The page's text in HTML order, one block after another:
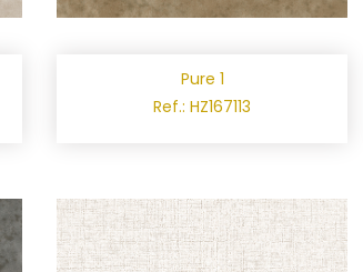
Pure 1
Ref.: HZ167113